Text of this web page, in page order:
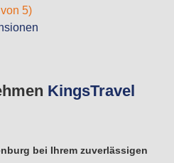
KingsTravel
bei Ihrem zuverlässigen
5)